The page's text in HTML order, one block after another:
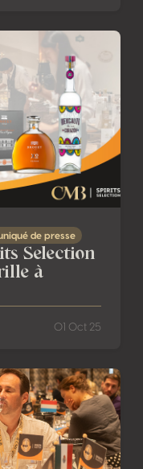
CMB : La France
de presse
Selection
à
01 Oct 25
au cœur du